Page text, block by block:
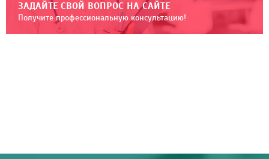
ЗАДАЙТЕ СВОЙ ВОПРОС НА САЙТЕ
Получите профессиональную консультацию!